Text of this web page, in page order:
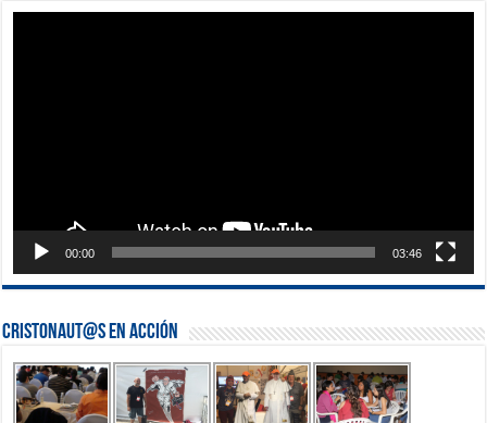
00:00 03:46
Cristonaut@s en Acción